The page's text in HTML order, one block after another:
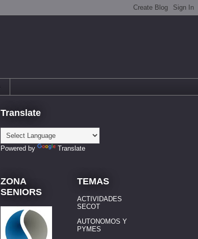
Translate
Powered by Translate
ZONA
SENIORS
TEMAS
ACTIVIDADES
SECOT
AUTONOMOS Y
PYMES